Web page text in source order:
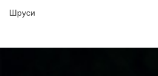
Шруси